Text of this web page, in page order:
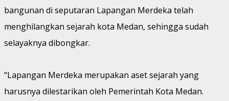
bangunan di seputaran Lapangan Merdeka telah
menghilangkan sejarah kota Medan, sehingga sudah
selayaknya dibongkar.
“Lapangan Merdeka merupakan aset sejarah yang
harusnya dilestarikan oleh Pemerintah Kota Medan.